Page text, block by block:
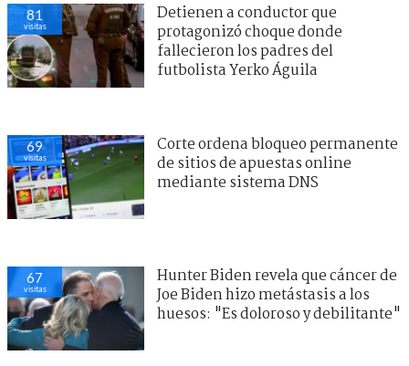
81
visitas
Detienen a conductor que
protagonizó choque donde
fallecieron los padres del
futbolista Yerko Águila
69
visitas
Corte ordena bloqueo permanente
de sitios de apuestas online
mediante sistema DNS
67
visitas
Hunter Biden revela que cáncer de
Joe Biden hizo metástasis a los
huesos: "Es doloroso y debilitante"